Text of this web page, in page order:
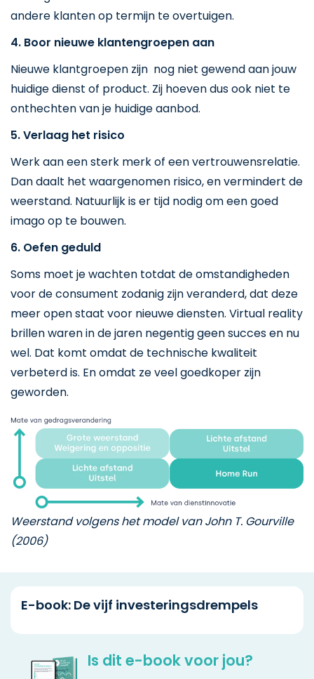
andere klanten op termijn te overtuigen.
4. Boor nieuwe klantengroepen aan
Nieuwe klantgroepen zijn nog niet gewend aan jouw
huidige dienst of product. Zij hoeven dus ook niet te
onthechten van je huidige aanbod.
5. Verlaag het risico
Werk aan een sterk merk of een vertrouwensrelatie.
Dan daalt het waargenomen risico, en vermindert de
weerstand. Natuurlijk is er tijd nodig om een goed
imago op te bouwen.
6. Oefen geduld
Soms moet je wachten totdat de omstandigheden
voor de consument zodanig zijn veranderd, dat deze
meer open staat voor nieuwe diensten. Virtual reality
brillen waren in de jaren negentig geen succes en nu
wel. Dat komt omdat de technische kwaliteit
verbeterd is. En omdat ze veel goedkoper zijn
geworden.
Weerstand volgens het model van John T. Gourville
(2006)
E-book: De vijf investeringsdrempels
Is dit e-book voor jou?